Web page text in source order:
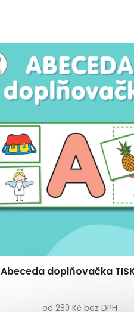
Abeceda doplňovačka
od 280 Kč bez DPH